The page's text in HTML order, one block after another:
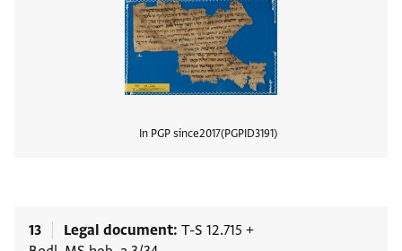
In PGP since2017 PGPID3191
13 Legal document T-S 12.715 +